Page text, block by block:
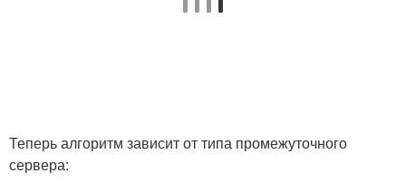
Теперь алгоритм зависит от типа промежуточного
сервера: